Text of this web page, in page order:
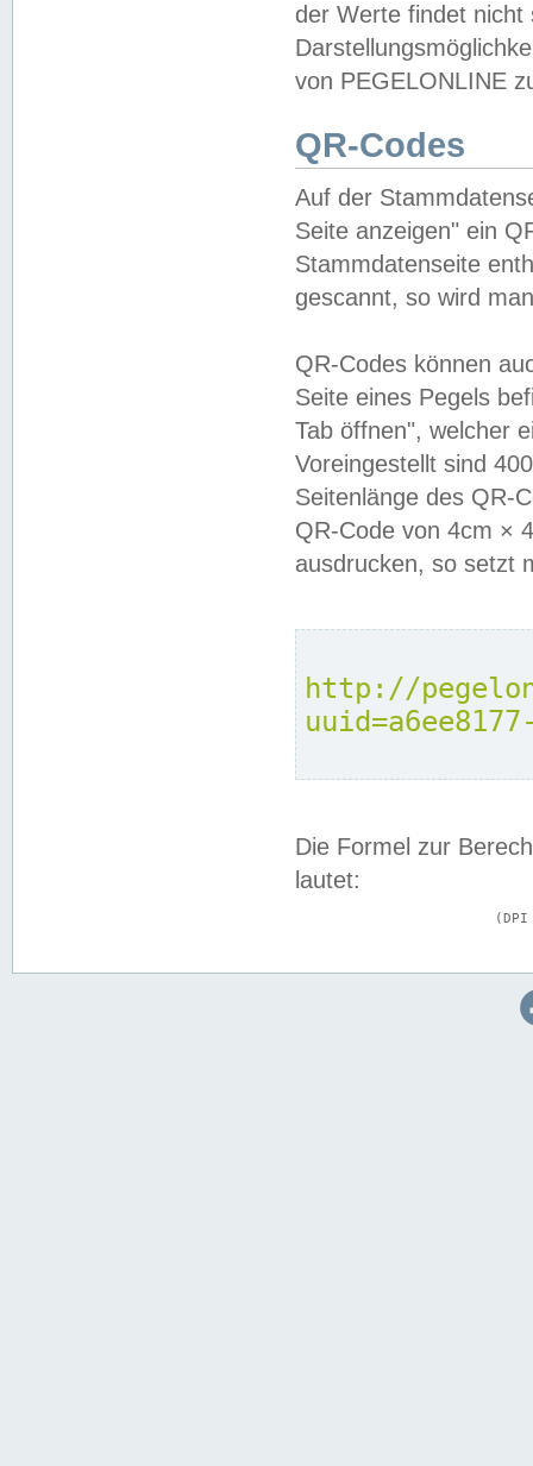
der Werte findet
von PEGELONLINE
QR-Codes
Auf der
Seite anzeigen" ein
Stammdatenseite
gescannt, so wird
QR-Codes können
Seite eines Pegels
Tab öffnen", welcher
Voreingestellt sind
Seitenlänge des QR-
QR-Code von 4cm ×
ausdrucken, so setzt
http://
Die Formel zur
lautet: